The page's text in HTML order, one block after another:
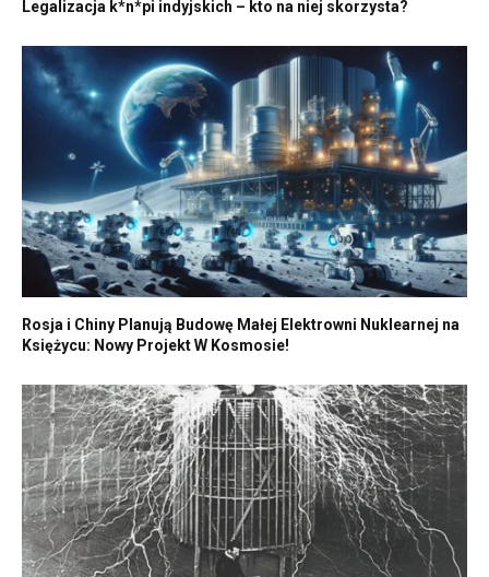
Legalizacja k*n*pi indyjskich – kto na niej skorzysta?
Rosja i Chiny Planują Budowę Małej Elektrowni Nuklearnej na
Księżycu: Nowy Projekt W Kosmosie!